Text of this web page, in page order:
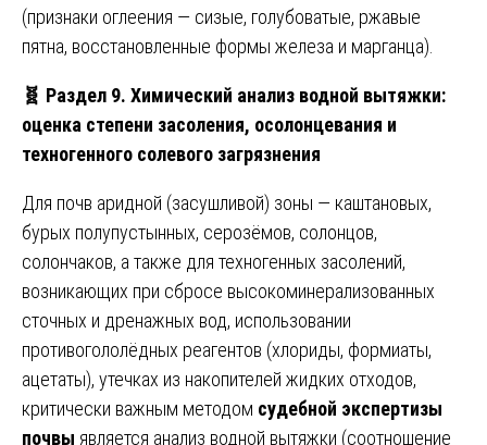
(признаки оглеения — сизые, голубоватые, ржавые
пятна, восстановленные формы железа и марганца).
🧬 Раздел 9. Химический анализ водной вытяжки:
оценка степени засоления, осолонцевания и
техногенного солевого загрязнения
Для почв аридной (засушливой) зоны — каштановых,
бурых полупустынных, серозёмов, солонцов,
солончаков, а также для техногенных засолений,
возникающих при сбросе высокоминерализованных
сточных и дренажных вод, использовании
противогололёдных реагентов (хлориды, формиаты,
ацетаты), утечках из накопителей жидких отходов,
критически важным методом судебной экспертизы
почвы является анализ водной вытяжки (соотношение